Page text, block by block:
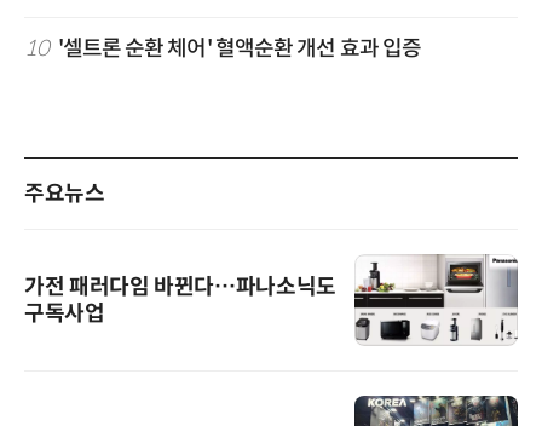
10 '셀트론 순환 체어' 혈액순환 개선 효과 입증
주요뉴스
가전 패러다임 바뀐다…파나소닉도
구독사업